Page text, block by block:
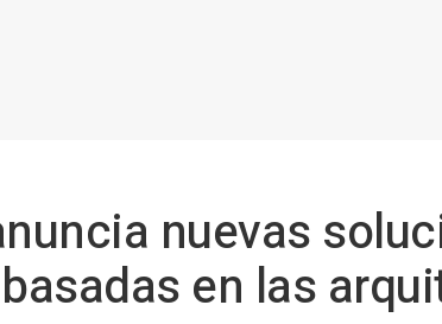
nuevas
en las